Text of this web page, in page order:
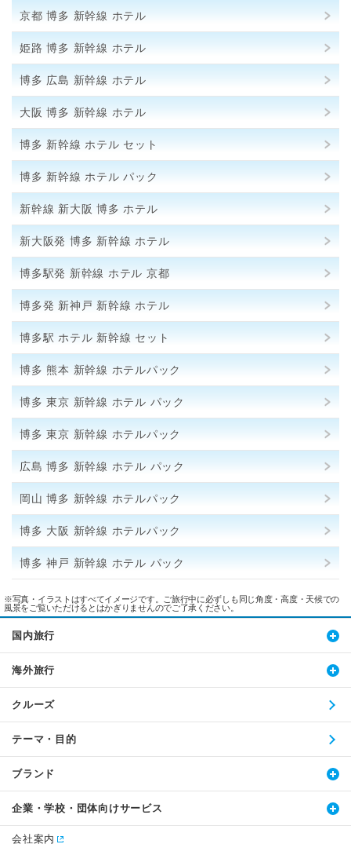
京都 博多 新幹線 ホテル
姫路 博多 新幹線 ホテル
博多 広島 新幹線 ホテル
大阪 博多 新幹線 ホテル
博多 新幹線 ホテル セット
博多 新幹線 ホテル パック
新幹線 新大阪 博多 ホテル
新大阪発 博多 新幹線 ホテル
博多駅発 新幹線 ホテル 京都
博多発 新神戸 新幹線 ホテル
博多駅 ホテル 新幹線 セット
博多 熊本 新幹線 ホテルパック
博多 東京 新幹線 ホテル パック
博多 東京 新幹線 ホテルパック
広島 博多 新幹線 ホテル パック
岡山 博多 新幹線 ホテルパック
博多 大阪 新幹線 ホテルパック
博多 神戸 新幹線 ホテル パック
※写真・イラストはすべてイメージです。ご旅行中に必ずしも同じ角度・高度・天候での
風景をご覧いただけるとはかぎりませんのでご了承ください。
国内旅行
海外旅行
クルーズ
テーマ・目的
ブランド
企業・学校・団体向けサービス
会社案内